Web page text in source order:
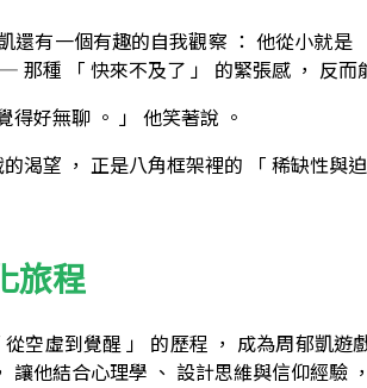
還有一個有趣的自我觀察 ： 他從小就
那種 「 快來不及了 」 的緊張感 ， 反而
得好無聊 。 」 他笑著說 。
渴望 ， 正是八角框架裡的 「 稀缺性與
旅程
空虛到覺醒 」 的歷程 ， 成為周郁凱
讓他結合心理學 、 設計思維與信仰經驗